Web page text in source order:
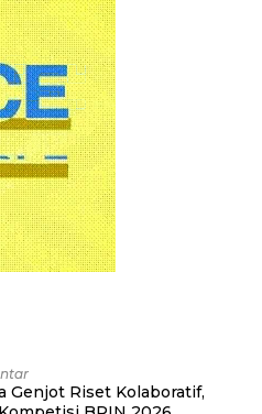
Genjot Riset Kolaboratif,